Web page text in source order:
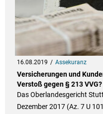
16.08.2019 Assekuranz
Versicherungen und
Verstoß gegen § 213 VVG?
Das Oberlandesgericht
Dezember 2017 (Az. 7 U